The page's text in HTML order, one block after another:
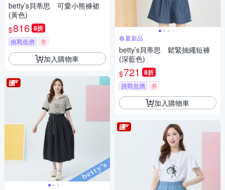
betty’s貝蒂思 可愛小熊褲裙
(黃色)
$816 8折
挑戰低價 券
加入購物車
春夏新品
betty’s貝蒂思 鬆緊抽繩短褲
(深藍色)
$721 8折
挑戰低價 券
加入購物車